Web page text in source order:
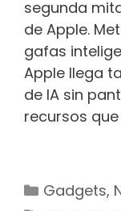
segunda
de Apple.
gafas
Apple llega
de IA sin
recursos
Gadgets,